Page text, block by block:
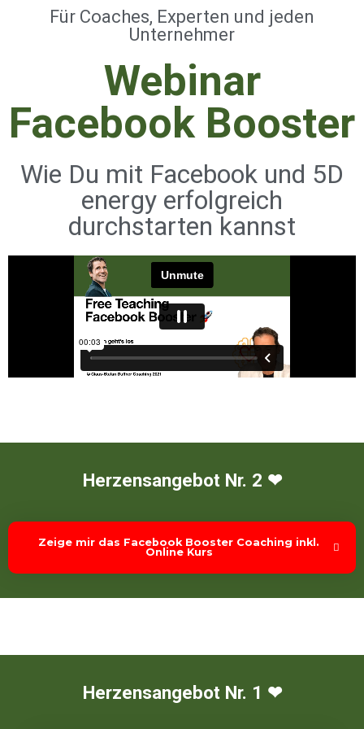
Für Coaches, Experten und jeden
Unternehmer
Webinar
Facebook Booster
Wie Du mit Facebook und 5D
energy erfolgreich
durchstarten kannst
Herzensangebot Nr. 2 ❤
Zeige mir das Facebook Booster Coaching inkl.
Online Kurs
Herzensangebot Nr. 1 ❤